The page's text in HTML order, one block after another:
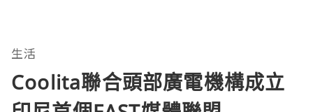
生活
Coolita聯合頭部廣電機構成立